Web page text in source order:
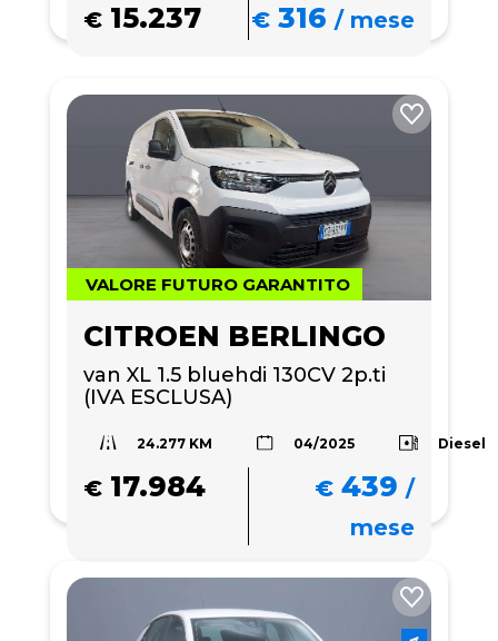
€ 15.237 € 316 /mese
VALORE FUTURO GARANTITO
CITROEN BERLINGO
van XL 1.5 bluehdi 130CV 2p.ti
(IVA ESCLUSA)
24.277 KM 04/2025 Diesel
€ 17.984 € 439 /
mese